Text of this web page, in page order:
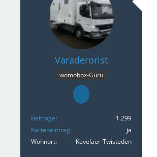
Varaderorist
womobox-Guru
Beiträge
1.299
Karteneintrag
ja
Wohnort
Kevelaer-Twisteden